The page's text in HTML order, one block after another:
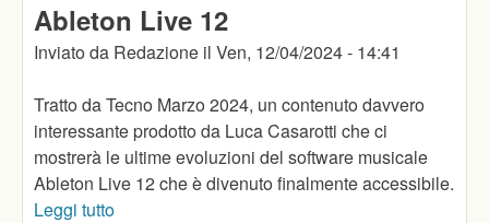
Ableton Live 12
Inviato da Redazione il Ven, 12/04/2024 - 14:41
Tratto da Tecno Marzo 2024, un contenuto davvero
interessante prodotto da Luca Casarotti che ci
mostrerà le ultime evoluzioni del software musicale
Ableton Live 12 che è divenuto finalmente accessibile.
Leggi tutto